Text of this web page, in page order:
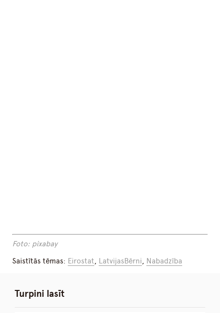
Foto: pixabay
Saistītās tēmas: Eirostat, LatvijasBērni, Nabadzība
Turpini lasīt